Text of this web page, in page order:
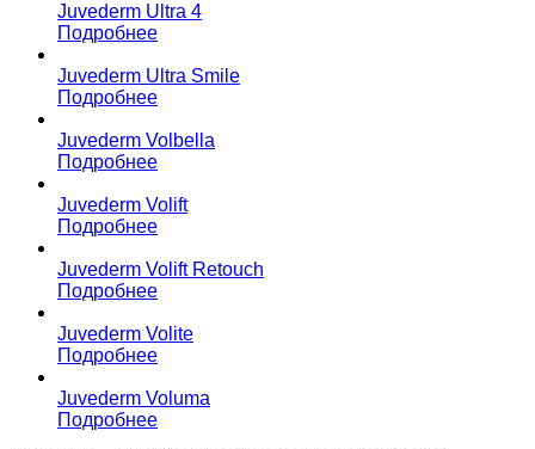
Juvederm Ultra 4
Подробнее
Juvederm Ultra Smile
Подробнее
Juvederm Volbella
Подробнее
Juvederm Volift
Подробнее
Juvederm Volift Retouch
Подробнее
Juvederm Volite
Подробнее
Juvederm Voluma
Подробнее